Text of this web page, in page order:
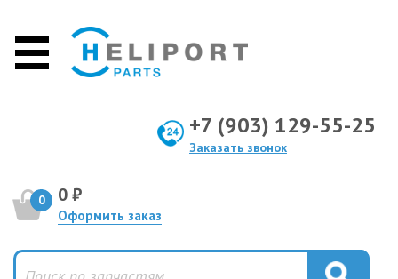
+7 (903) 129-55-25
Заказать звонок
0 0 ₽
Оформить заказ